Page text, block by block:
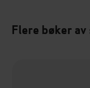
Flere bøker